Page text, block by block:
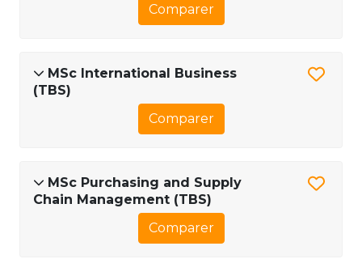
Comparer
MSc International Business
(TBS)
Comparer
MSc Purchasing and Supply
Chain Management (TBS)
Comparer